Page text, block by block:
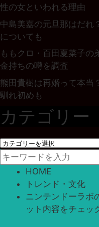
性の女といわれる理由
中島美嘉の元旦那はだれ
についても
ももクロ・百田夏菜子の
金持ちの噂を調査
熊田貴樹は再婚って本当
馴れ初めも
カテゴリー
カ
テ
ゴ
HOME
トレンド・文化
ニンテンドーラボ
ット内容をチェッ